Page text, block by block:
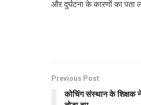
और दुर्घटना के कारणों का पता
Previous Post
कोचिंग संस्थान के शिक्षक